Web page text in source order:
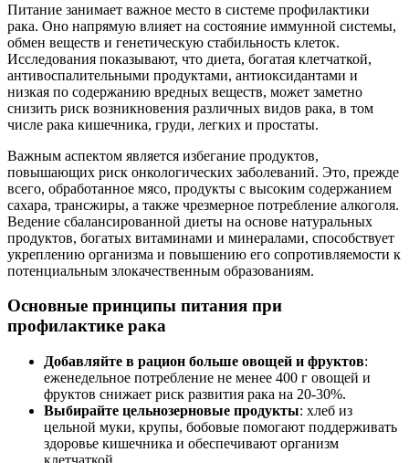
Питание занимает важное место в системе профилактики
рака. Оно напрямую влияет на состояние иммунной системы,
обмен веществ и генетическую стабильность клеток.
Исследования показывают, что диета, богатая клетчаткой,
антивоспалительными продуктами, антиоксидантами и
низкая по содержанию вредных веществ, может заметно
снизить риск возникновения различных видов рака, в том
числе рака кишечника, груди, легких и простаты.
Важным аспектом является избегание продуктов,
повышающих риск онкологических заболеваний. Это, прежде
всего, обработанное мясо, продукты с высоким содержанием
сахара, трансжиры, а также чрезмерное потребление алкоголя.
Ведение сбалансированной диеты на основе натуральных
продуктов, богатых витаминами и минералами, способствует
укреплению организма и повышению его сопротивляемости к
потенциальным злокачественным образованиям.
Основные принципы питания при
профилактике рака
Добавляйте в рацион больше овощей и фруктов:
еженедельное потребление не менее 400 г овощей и
фруктов снижает риск развития рака на 20-30%.
Выбирайте цельнозерновые продукты: хлеб из
цельной муки, крупы, бобовые помогают поддерживать
здоровье кишечника и обеспечивают организм
клетчаткой.